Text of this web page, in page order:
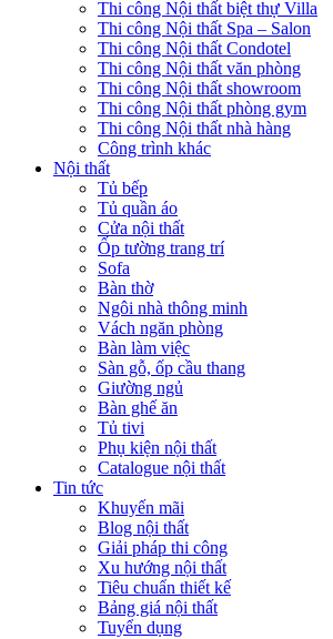
Thi công Nội thất biệt thự Villa
Thi công Nội thất Spa – Salon
Thi công Nội thất Condotel
Thi công Nội thất văn phòng
Thi công Nội thất showroom
Thi công Nội thất phòng gym
Thi công Nội thất nhà hàng
Công trình khác
Nội thất
Tủ bếp
Tủ quần áo
Cửa nội thất
Ốp tường trang trí
Sofa
Bàn thờ
Ngôi nhà thông minh
Vách ngăn phòng
Bàn làm việc
Sàn gỗ, ốp cầu thang
Giường ngủ
Bàn ghế ăn
Tủ tivi
Phụ kiện nội thất
Catalogue nội thất
Tin tức
Khuyến mãi
Blog nội thất
Giải pháp thi công
Xu hướng nội thất
Tiêu chuẩn thiết kế
Bảng giá nội thất
Tuyển dụng